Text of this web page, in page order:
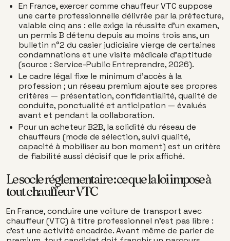
En France, exercer comme chauffeur VTC suppose
une carte professionnelle délivrée par la préfecture,
valable cinq ans : elle exige la réussite d'un examen,
un permis B détenu depuis au moins trois ans, un
bulletin n°2 du casier judiciaire vierge de certaines
condamnations et une visite médicale d'aptitude
(source : Service-Public Entreprendre, 2026).
Le cadre légal fixe le minimum d'accès à la
profession ; un réseau premium ajoute ses propres
critères — présentation, confidentialité, qualité de
conduite, ponctualité et anticipation — évalués
avant et pendant la collaboration.
Pour un acheteur B2B, la solidité du réseau de
chauffeurs (mode de sélection, suivi qualité,
capacité à mobiliser au bon moment) est un critère
de fiabilité aussi décisif que le prix affiché.
Le socle réglementaire : ce que la loi impose à
tout chauffeur VTC
En France, conduire une voiture de transport avec
chauffeur (VTC) à titre professionnel n'est pas libre :
c'est une activité encadrée. Avant même de parler de